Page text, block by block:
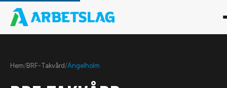
Hem/BRF-Takvård /Ängelholm